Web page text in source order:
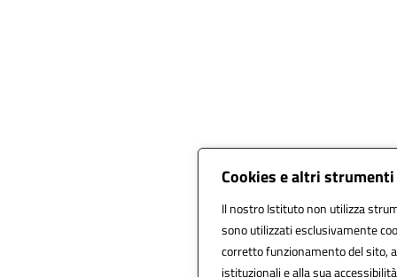
Cookies e altri
Il nostro Istituto non utilizza
sono utilizzati esclusivamente
corretto funzionamento del sito,
istituzionali e alla sua